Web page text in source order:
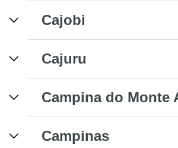
Cajobi
Cajuru
Campina do Monte
Campinas